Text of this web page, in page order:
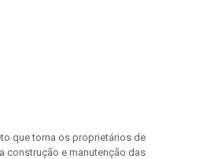
que torna os proprietários de
construção e manutenção das